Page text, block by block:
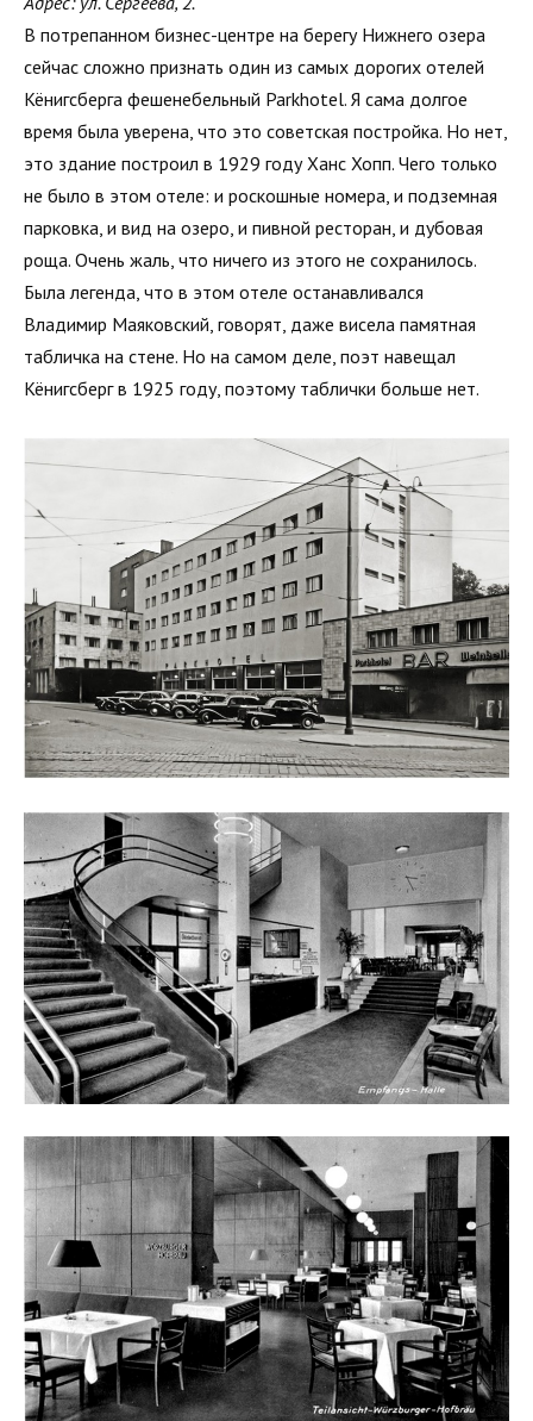
В потрепанном бизнес-центре на берегу Нижнего озера
сейчас сложно признать один из самых дорогих отелей
Кёнигсберга фешенебельный Parkhotel. Я сама долгое
время была уверена, что это советская постройка. Но нет,
это здание построил в 1929 году Ханс Хопп. Чего только
не было в этом отеле: и роскошные номера, и подземная
парковка, и вид на озеро, и пивной ресторан, и дубовая
роща. Очень жаль, что ничего из этого не сохранилось.
Была легенда, что в этом отеле останавливался
Владимир Маяковский, говорят, даже висела памятная
табличка на стене. Но на самом деле, поэт навещал
Кёнигсберг в 1925 году, поэтому таблички больше нет.